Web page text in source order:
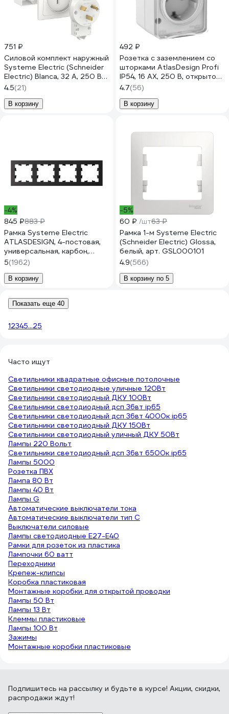
751 ₽
Силовой комплект наружный
Systeme Electric (Schneider
Electric) Blanca, 32 А, 250 В
BLNSK003231
4.5(21)
В корзину
492 ₽
Розетка с заземлением со
шторками AtlasDesign Profi
IP54, 16 АХ, 250 В, открытой
установки, Белый Systeme
Electric ATN540145
4.7(56)
В корзину
-4%
845 ₽883 ₽
Рамка Systeme Electric
ATLASDESIGN, 4-постовая,
универсальная, карбон,
ATN001004
5(1962)
В корзину
-5%
60 ₽ /шт63 ₽
Рамка 1-м Systeme Electric
(Schneider Electric) Glossa,
белый, арт. GSL000101
4.9(566)
В корзину по 5
Показать еще 40
12345...25
Часто ищут
Светильники квадратные офисные потолочные
Светильники светодиодные уличные 120Вт
Светильники светодиодный ДКУ 100Вт
Светильники светодиодный дсп 36вт ip65
Светильники светодиодный дсп 36вт 4000к ip65
Светильники светодиодный ДКУ 150Вт
Светильники светодиодный уличный ДКУ 50Вт
Лампы 220 Вольт
Светильники светодиодный дсп 36вт 6500к ip65
Лампы 5000
Розетка ПВХ
Лампа 80 Вт
Лампы 40 Вт
Лампы G
Автоматические выключатели тока
Автоматические выключатели тип C
Выключатели силовые
Лампы светодиодные E27-E40
Рамки для розеток из пластика
Лампочки 60 ватт
Переходники
Крепеж-клипсы
Коробка пластиковая
Монтажные коробки для открытой проводки
Лампы 50 Вт
Лампы 13 Вт
Клеммы пластиковые
Лампы 100 Вт
Зажимы
Монтажные коробки пластиковые
Подпишитесь на рассылку и будьте в курсе! Акции, скидки,
распродажи ждут!